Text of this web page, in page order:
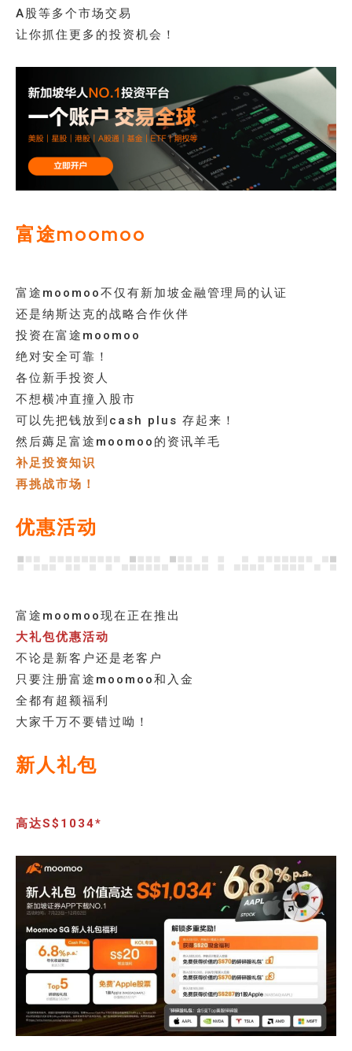
A股等多个市场交易
让你抓住更多的投资机会！
富途moomoo
富途moomoo不仅有新加坡金融管理局的认证
还是纳斯达克的战略合作伙伴
投资在富途moomoo
绝对安全可靠！
各位新手投资人
不想横冲直撞入股市
可以先把钱放到cash plus 存起来！
然后薅足富途moomoo的资讯羊毛
补足投资知识
再挑战市场！
优惠活动
富途moomoo现在正在推出
大礼包优惠活动
不论是新客户还是老客户
只要注册富途moomoo和入金
全都有超额福利
大家千万不要错过呦！
新人礼包
高达S$1034*